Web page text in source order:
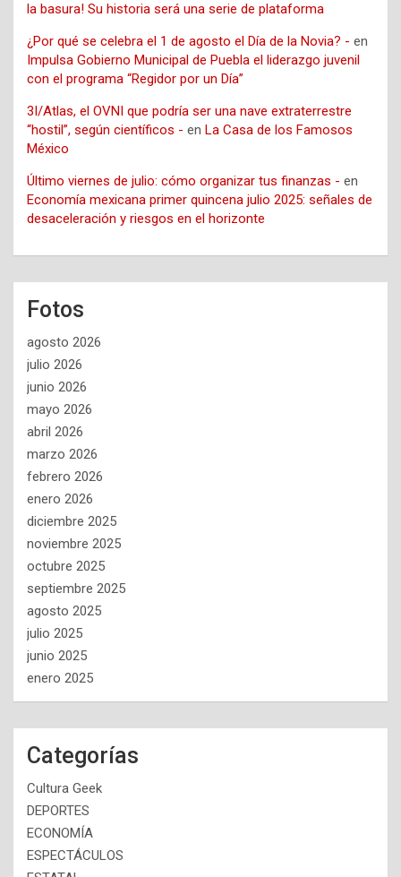
la basura! Su historia será una serie de plataforma
¿Por qué se celebra el 1 de agosto el Día de la Novia? - en
Impulsa Gobierno Municipal de Puebla el liderazgo juvenil
con el programa “Regidor por un Día”
3I/Atlas, el OVNI que podría ser una nave extraterrestre
“hostil”, según científicos - en La Casa de los Famosos
México
Último viernes de julio: cómo organizar tus finanzas - en
Economía mexicana primer quincena julio 2025: señales de
desaceleración y riesgos en el horizonte
Fotos
agosto 2026
julio 2026
junio 2026
mayo 2026
abril 2026
marzo 2026
febrero 2026
enero 2026
diciembre 2025
noviembre 2025
octubre 2025
septiembre 2025
agosto 2025
julio 2025
junio 2025
enero 2025
Categorías
Cultura Geek
DEPORTES
ECONOMÍA
ESPECTÁCULOS